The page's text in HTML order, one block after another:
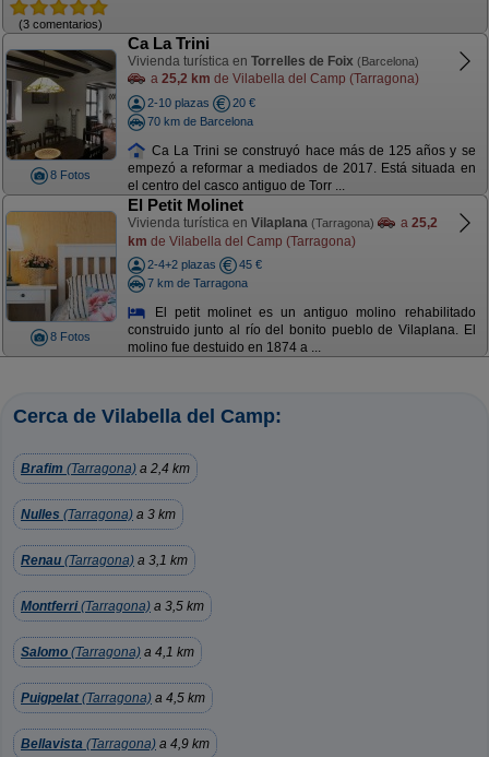
(3 comentarios)
8 Fotos
Ca La Trini
Vivienda turística en Torrelles de Foix (Barcelona)
a 25,2 km de Vilabella del Camp (Tarragona)
2-10 plazas
20 €
70 km de Barcelona
Ca La Trini se construyó hace más de 125 años y se
empezó a reformar a mediados de 2017. Está situada en
el centro del casco antiguo de Torr ...
8 Fotos
El Petit Molinet
Vivienda turística en Vilaplana (Tarragona) a 25,2
km de Vilabella del Camp (Tarragona)
2-4+2 plazas
45 €
7 km de Tarragona
El petit molinet es un antiguo molino rehabilitado
construido junto al río del bonito pueblo de Vilaplana. El
molino fue destuido en 1874 a ...
Cerca de Vilabella del Camp:
Brafim (Tarragona) a 2,4 km
Nulles (Tarragona) a 3 km
Renau (Tarragona) a 3,1 km
Montferri(Tarragona) a 3,5 km
Salomo (Tarragona) a 4,1 km
Puigpelat(Tarragona) a 4,5 km
Bellavista (Tarragona) a 4,9 km